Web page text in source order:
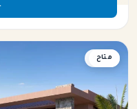
شاليه
متاح